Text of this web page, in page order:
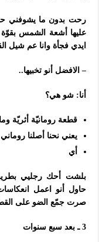
رحت بدون ما يشوفني
عليها أشعة الشمس
ايدي فجأة وانا عم شيل
– الافضل أنو تخبيها..
أنا: شو هي؟
قطعة رومانيّة أثريّة
يعني نحنا أصلنا روماني
أي
بلشت أحك رجليي
حاول أنو اعمل
صرت جمّع الضو على
3 ـ بعد سبع سنوات